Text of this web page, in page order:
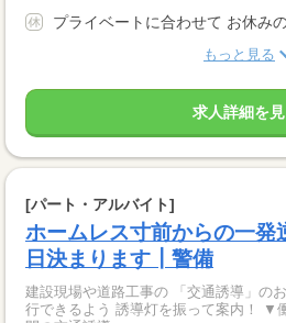
プライベートに合わせて お休み
もっと見る
求人詳細を
[パート・アルバイト]
ホームレス寸前からの一発
日決まります┃警備
建設現場や道路工事の 「交通誘導」のお仕事です。
行できるよう 誘導灯を振って案内！ ▼働く現場は... 【住宅を建てる